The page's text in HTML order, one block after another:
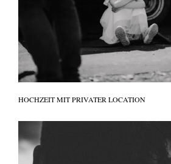
HOCHZEIT MIT PRIVATER LOCATION